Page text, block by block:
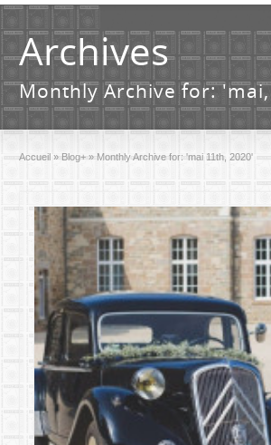
Archives
Monthly Archive for:
Accueil » Blog+ » Monthly Archive for: 'mai 11th, 2020'